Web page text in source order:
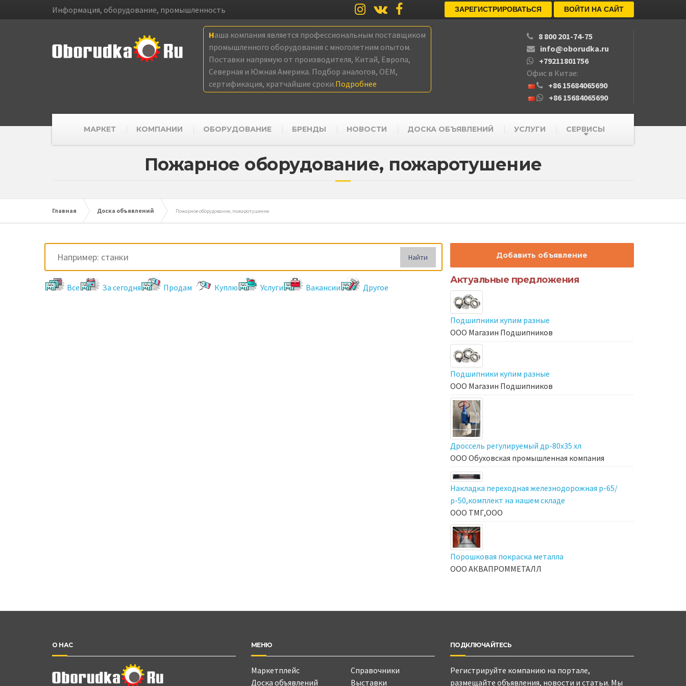
Информация, оборудование, промышленность ЗАРЕГИСТРИРОВАТЬСЯ ВОЙТИ НА САЙТ
Наша компания является профессиональным поставщиком
промышленного оборудования с многолетним опытом.
Поставки напрямую от производителя, Китай, Европа,
Северная и Южная Америка. Подбор аналогов, OEM,
сертификация, кратчайшие сроки.Подробнее
8 800 201-74-75
info@oborudka.ru
+79211801756
Офис в Китае:
+86 15684065690
+86 15684065690
МАРКЕТ КОМПАНИИ ОБОРУДОВАНИЕ БРЕНДЫ НОВОСТИ ДОСКА ОБЪЯВЛЕНИЙ УСЛУГИ СЕРВИСЫ
Пожарное оборудование, пожаротушение
Главная Доска объявлений Пожарное оборудование, пожаротушение
Найти
Все За сегодня Продам Куплю Услуги Вакансии Другое
Добавить объявление
Актуальные предложения
Подшипники купим разные
ООО Магазин Подшипников
Подшипники купим разные
ООО Магазин Подшипников
Дроссель регулируемый др-80х35 хл
ООО Обуховская промышленная компания
Накладка переходная железнодорожная р-65/
р-50,комплект на нашем складе
ООО ТМГ,ООО
Порошковая покраска металла
ООО АКВАПРОММЕТАЛЛ
О НАС МЕНЮ
Маркетплейс
Доска объявлений
Справочники
Выставки
ПОДКЛЮЧАЙТЕСЬ
Регистрируйте компанию на портале,
размещайте объявления, новости и статьи. Мы